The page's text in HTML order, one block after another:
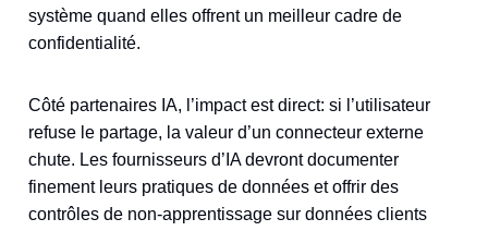
système quand elles offrent un meilleur cadre de
confidentialité.
Côté partenaires IA, l’impact est direct: si l’utilisateur
refuse le partage, la valeur d’un connecteur externe
chute. Les fournisseurs d’IA devront documenter
finement leurs pratiques de données et offrir des
contrôles de non‑apprentissage sur données clients